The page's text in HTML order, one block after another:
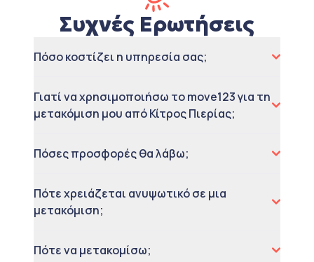
Συχνές Ερωτήσεις
Πόσο κοστίζει η υπηρεσία σας;
Γιατί να χρησιμοποιήσω το move123 για τη
μετακόμιση μου από Κίτρος Πιερίας;
Πόσες προσφορές θα λάβω;
Πότε χρειάζεται ανυψωτικό σε μια
μετακόμιση;
Πότε να μετακομίσω;